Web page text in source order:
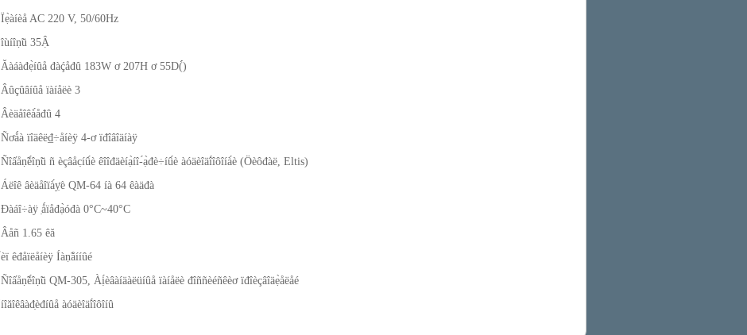
Ïẹ̀àíèå AC 220 V, 50/60Hz
̀îùíîṇ̃ü 35Ậ
Ăàáàđẹ̀íûå đàḉåđû 183W ơ 207H ơ 55D(́́)
Âûçûâíûå ïàíåëè 3
Âèäåîêà́åđû 4
Ñơǻà ïîäêë₫÷åíèÿ 4-ơ ïđîâîäíàÿ
Ñîấåṇ̃è́îṇ̃ü ñ èçâåc̣íû́è êîîđäèíạ̀íî-́ạ̀đè÷íû́è àóäèîäî́îôîíà́è (Öèôđàë, Eltis)
Áëîê âèäåîïà́ỵ̈è QM-64 íà 64 êàäđà
Đàáî÷àÿ ̣ǻïåđạ̀óđà 0°C~40°C
Âåñ 1.65 êă
̉èï êđåïëåíèÿ Íàṇ̃åííûé
Ñîấåṇ̃è́îṇ̃ü QM-305, Àị́èâàíäàëüíûå ïàíåëè đîññèéñêèơ ïđîèçâîäẹ̀åëåé
̀íîăîêâàđ̣èđíûå àóäèîäî́îôîíû